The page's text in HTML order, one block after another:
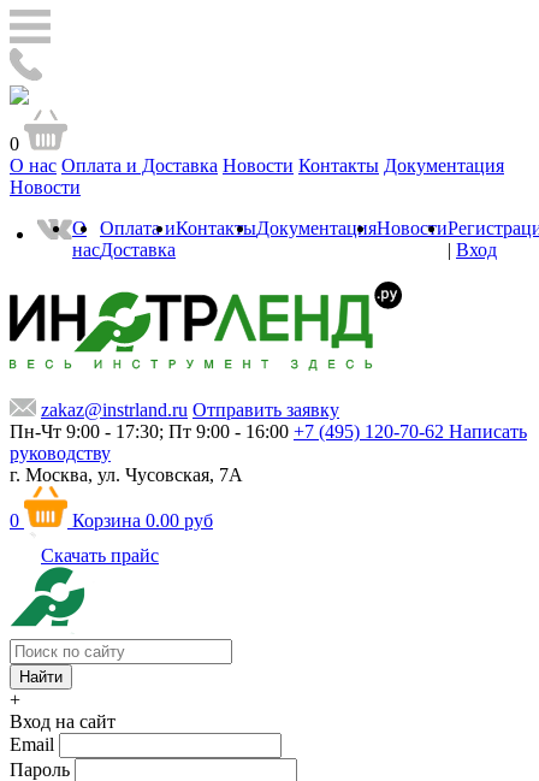
0
О нас Оплата и Доставка Новости Контакты Документация
Новости
О
нас
Оплата и
Доставка
КонтактыДокументацияНовости
| Вход
zakaz@instrland.ru Отправить заявку
Пн-Чт 9:00 - 17:30; Пт 9:00 - 16:00 +7 (495) 120-70-62 Написать
руководству
г. Москва, ул. Чусовская, 7А
0 Корзина 0.00 руб
Скачать прайс
+
Вход на сайт
Email
Пароль